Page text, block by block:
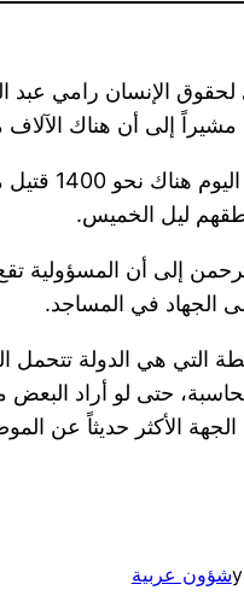
الإنسان رامي عبد
إلى أن هناك
ليل الخميس.
إلى أن المسؤولية تقع
الجهاد في المساجد.
هي الدولة تتحمل
حتى لو أراد
الجهة الأكثر حديثاً عن
شؤون عربية